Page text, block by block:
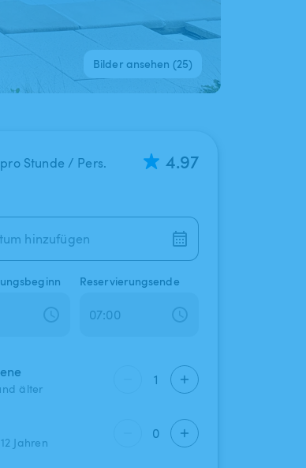
Bilder ansehen (25)
Stunde / Pers. 4.97
hinzufügen
Reservierungsende
älter
1
Jahren
0